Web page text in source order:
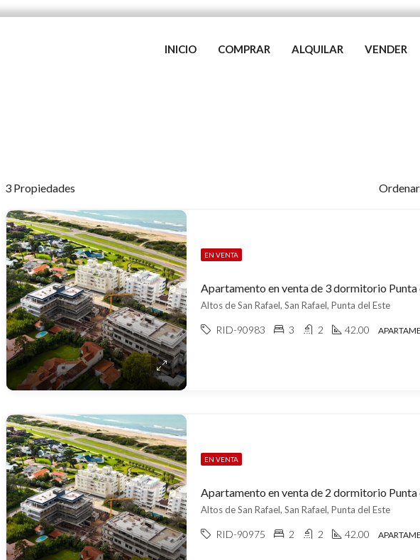
INICIO COMPRAR ALQUILAR VENDER
3 Propiedades
EN VENTA
Altos de San Rafael, San Rafael, Punta del Este
RID-90983 3 2 42.00
EN VENTA
Altos de San Rafael, San Rafael, Punta del Este
RID-90975 2 2 42.00